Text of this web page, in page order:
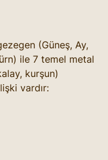
(Güneş, Ay,
ile 7 temel metal
kurşun)
vardır: